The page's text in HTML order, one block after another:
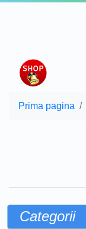
Prima pagina
Categorii